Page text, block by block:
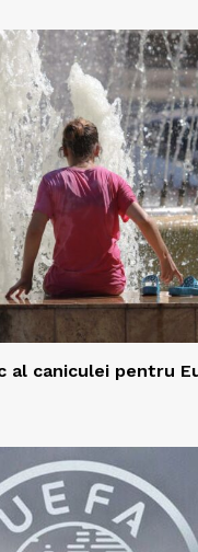
al caniculei pentru